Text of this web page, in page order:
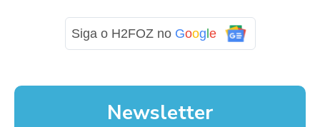
Siga o H2FOZ no Google
Newsletter